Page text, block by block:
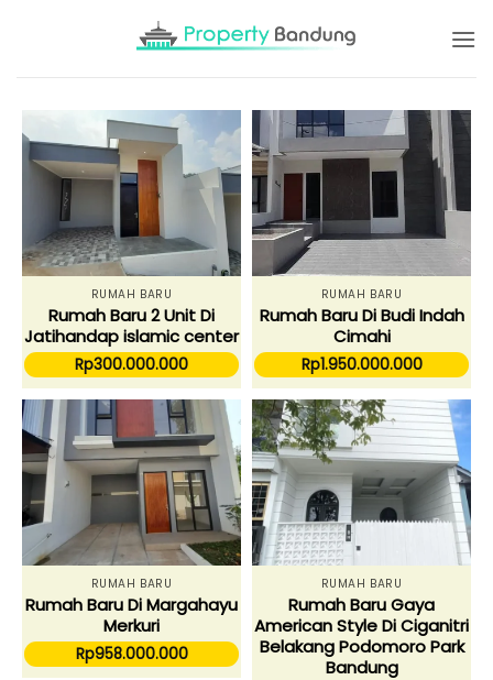
RUMAH BARU
Rumah Baru 2 Unit Di
Jatihandap islamic center
Rp300.000.000
RUMAH BARU
Rumah Baru Di Budi Indah
Cimahi
Rp1.950.000.000
RUMAH BARU
Rumah Baru Di Margahayu
Merkuri
Rp958.000.000
RUMAH BARU
Rumah Baru Gaya
American Style Di Ciganitri
Belakang Podomoro Park
Bandung